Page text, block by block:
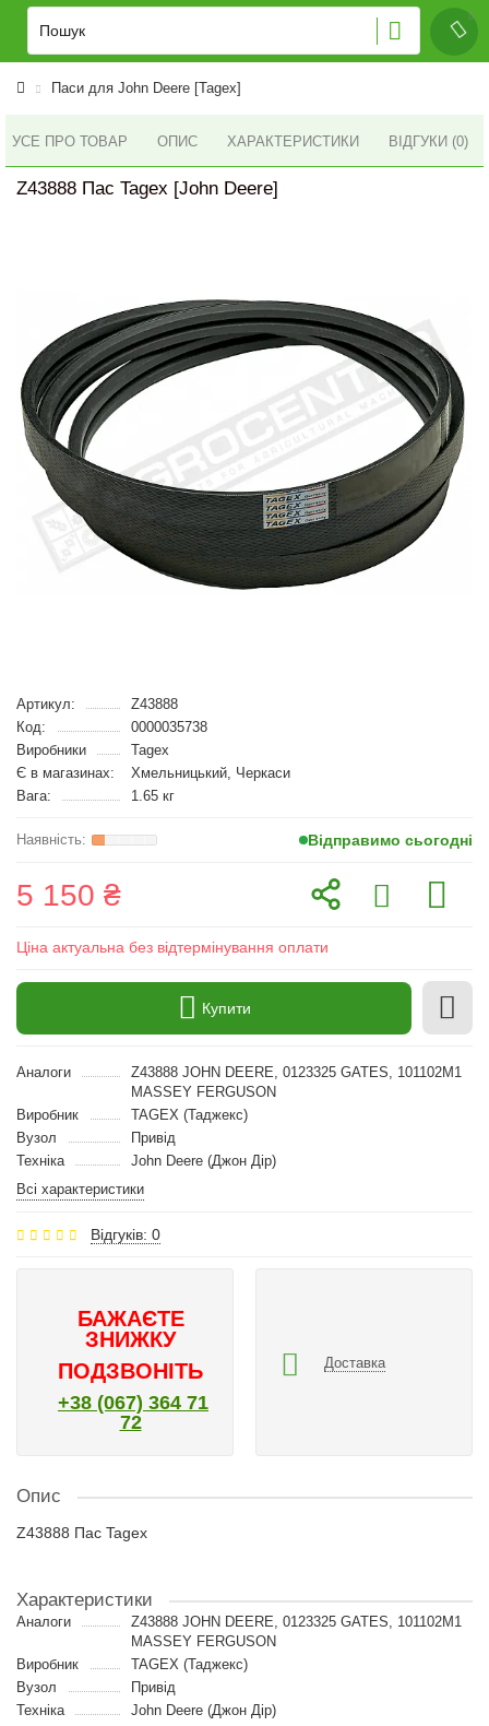
Паси для John Deere [Tagex]
УСЕ ПРО ТОВАР ОПИС ХАРАКТЕРИСТИКИ ВІДГУКИ (0)
Z43888 Пас Tagex [John Deere]
Артикул:
Z43888
Код:
0000035738
Виробники
Tagex
Є в магазинах:
Хмельницький, Черкаси
Вага:
1.65 кг
Відправимо сьогодні
5 150 ₴
Ціна актуальна без відтермінування оплати
Купити
Аналоги
Z43888 JOHN DEERE, 0123325 GATES, 101102M1
MASSEY FERGUSON
Виробник
TAGEX (Таджекс)
Вузол
Привід
Техніка
John Deere (Джон Дір)
Всі характеристики
Відгуків: 0
БАЖАЄТЕ
ЗНИЖКУ
ПОДЗВОНІТЬ
+38 (067) 364 71
72
Доставка
Опис
Z43888 Пас Tagex
Характеристики
Аналоги
Z43888 JOHN DEERE, 0123325 GATES, 101102M1
MASSEY FERGUSON
Виробник
TAGEX (Таджекс)
Вузол
Привід
Техніка
John Deere (Джон Дір)